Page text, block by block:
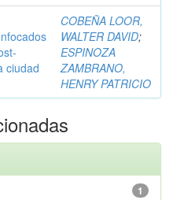
ciudad
COBEÑA LOOR,
WALTER DAVID;
ESPINOZA
ZAMBRANO,
HENRY PATRICIO
1